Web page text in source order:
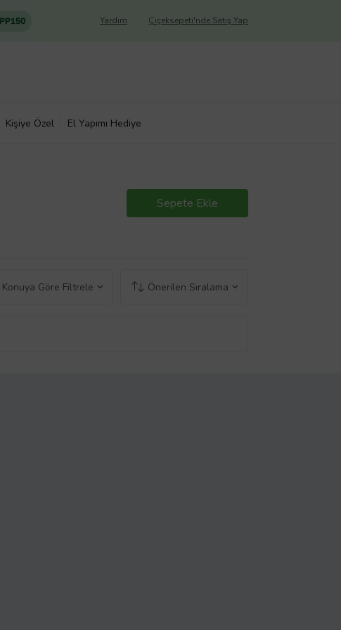
Çiçeksepeti'nde Satış Yap
Yardım
Kişiye Özel El Yapımı Hediye
Sepete Ekle
Konuya Göre Filtrele Önerilen Sıralama